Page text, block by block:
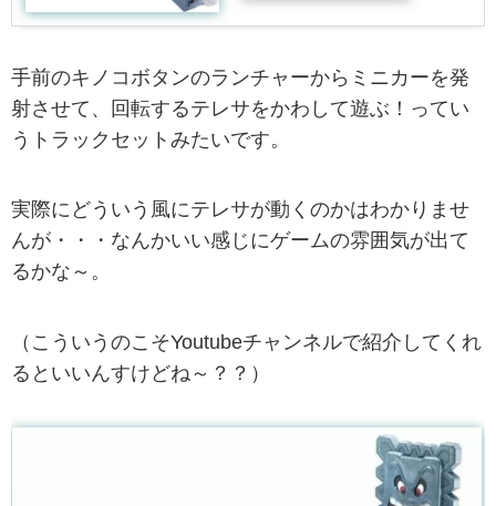
手前のキノコボタンのランチャーからミニカーを発
射させて、回転するテレサをかわして遊ぶ！ってい
うトラックセットみたいです。
実際にどういう風にテレサが動くのかはわかりませ
んが・・・なんかいい感じにゲームの雰囲気が出て
るかな～。
（こういうのこそYoutubeチャンネルで紹介してくれ
るといいんすけどね～？？）